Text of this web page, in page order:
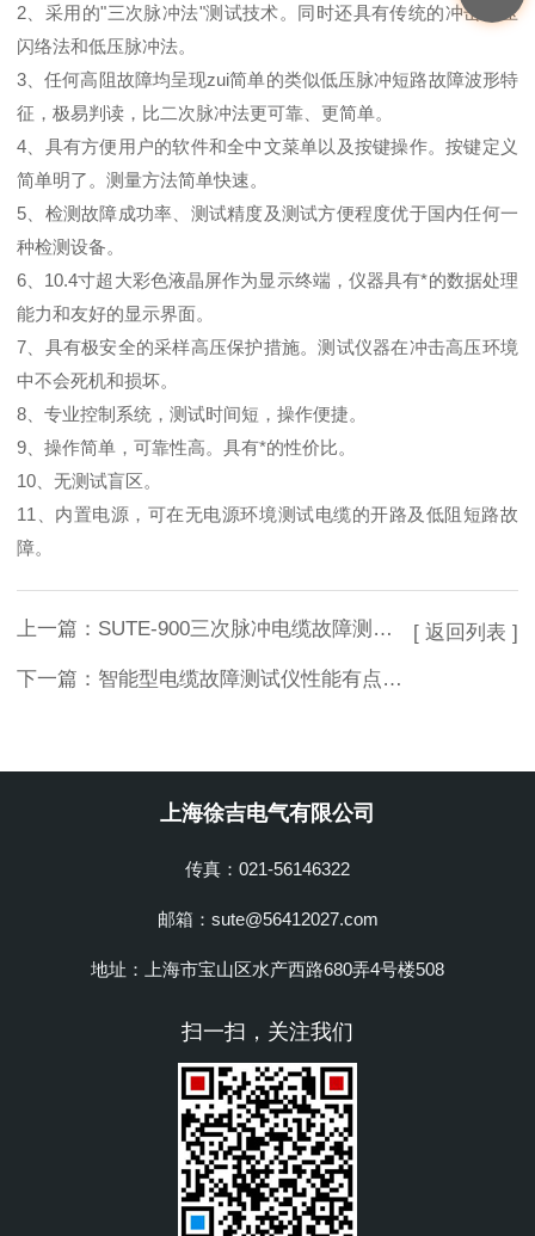
2、采用的"三次脉冲法"测试技术。同时还具有传统的冲击高压
闪络法和低压脉冲法。
3、任何高阻故障均呈现zui简单的类似低压脉冲短路故障波形特
征，极易判读，比二次脉冲法更可靠、更简单。
4、具有方便用户的软件和全中文菜单以及按键操作。按键定义
简单明了。测量方法简单快速。
5、检测故障成功率、测试精度及测试方便程度优于国内任何一
种检测设备。
6、10.4寸超大彩色液晶屏作为显示终端，仪器具有*的数据处理
能力和友好的显示界面。
7、具有极安全的采样高压保护措施。测试仪器在冲击高压环境
中不会死机和损坏。
8、专业控制系统，测试时间短，操作便捷。
9、操作简单，可靠性高。具有*的性价比。
10、无测试盲区。
11、内置电源，可在无电源环境测试电缆的开路及低阻短路故
障。
上一篇： SUTE-900三次脉冲电缆故障测试仪上海徐吉排行销售
下一篇： 智能型电缆故障测试仪性能有点有哪些
[ 返回列表 ]
上海徐吉电气有限公司
传真：021-56146322
邮箱：sute@56412027.com
地址：上海市宝山区水产西路680弄4号楼508
扫一扫，关注我们